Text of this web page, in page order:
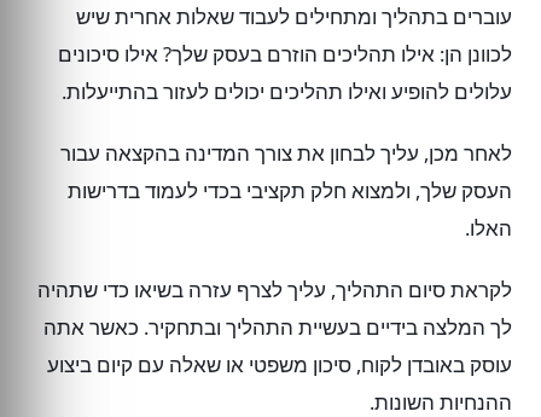
עוברים בתהליך ומתחילים לעבוד שאלות אחרית שיש
לכוונן הן: אילו תהליכים הוזרם בעסק שלך? אילו סיכונים
עלולים להופיע ואילו תהליכים יכולים לעזור בהתייעלות.
לאחר מכן, עליך לבחון את צורך המדינה בהקצאה עבור
העסק שלך, ולמצוא חלק תקציבי בכדי לעמוד בדרישות
האלו.
לקראת סיום התהליך, עליך לצרף עזרה בשיאו כדי שתהיה
לך המלצה בידיים בעשיית התהליך ובתחקיר. כאשר אתה
עוסק באובדן לקוח, סיכון משפטי או שאלה עם קיום ביצוע
ההנחיות השונות.